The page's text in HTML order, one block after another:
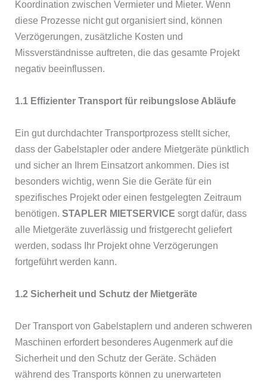
Koordination zwischen Vermieter und Mieter. Wenn
diese Prozesse nicht gut organisiert sind, können
Verzögerungen, zusätzliche Kosten und
Missverständnisse auftreten, die das gesamte Projekt
negativ beeinflussen.
1.1 Effizienter Transport für reibungslose Abläufe
Ein gut durchdachter Transportprozess stellt sicher,
dass der Gabelstapler oder andere Mietgeräte pünktlich
und sicher an Ihrem Einsatzort ankommen. Dies ist
besonders wichtig, wenn Sie die Geräte für ein
spezifisches Projekt oder einen festgelegten Zeitraum
benötigen. STAPLER MIETSERVICE sorgt dafür, dass
alle Mietgeräte zuverlässig und fristgerecht geliefert
werden, sodass Ihr Projekt ohne Verzögerungen
fortgeführt werden kann.
1.2 Sicherheit und Schutz der Mietgeräte
Der Transport von Gabelstaplern und anderen schweren
Maschinen erfordert besonderes Augenmerk auf die
Sicherheit und den Schutz der Geräte. Schäden
während des Transports können zu unerwarteten